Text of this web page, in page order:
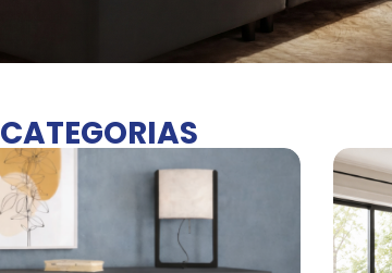
CATEGORIAS